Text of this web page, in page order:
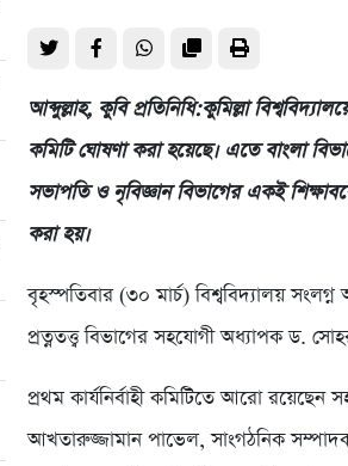
আব্দুল্লাহ, কুবি প্রতিনিধি:কুমিল্লা
কমিটি ঘোষণা করা হয়েছে। এতে বাংলা
সভাপতি ও নৃবিজ্ঞান বিভাগের একই
করা হয়।
বৃহস্পতিবার (৩০ মার্চ) বিশ্ববিদ্যালয়
প্রত্নতত্ত্ব বিভাগের সহযোগী অধ্যাপক ড.
প্রথম কার্যনির্বাহী কমিটিতে আরো
আখতারুজ্জামান পাভেল, সাংগঠনিক